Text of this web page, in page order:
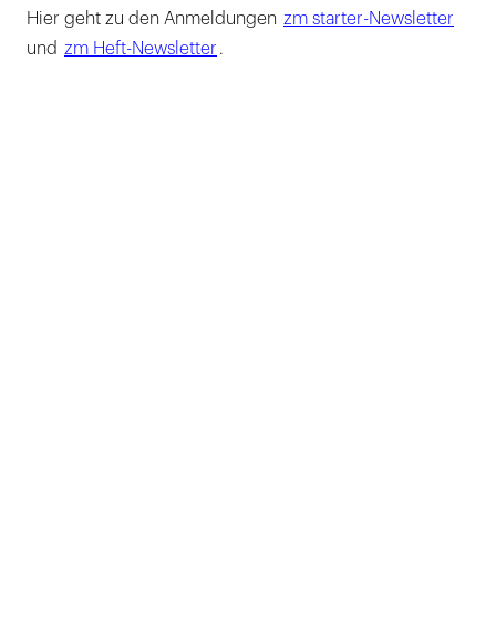
Hier geht zu den Anmeldungen zm starter-Newsletter
und zm Heft-Newsletter .